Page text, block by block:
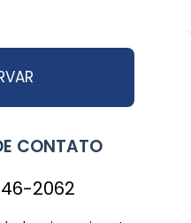
CONTATO
2062